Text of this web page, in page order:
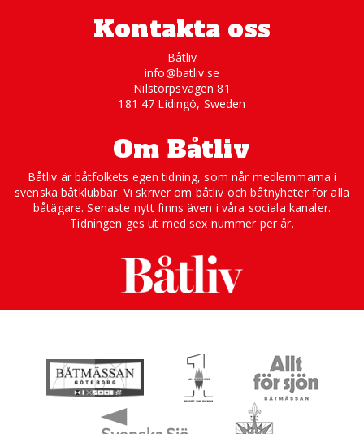
Kontakta oss
Båtliv
info@batliv.se
Nilstorpsvägen 81
181 47 Lidingö, Sweden
Om Båtliv
Båtliv är båtfolkets egen tidning, som når medlemmarna i
svenska båtklubbar. Vi skriver om båtliv och båtnyheter för alla
båtägare. Senaste nytt finns även i våra sociala kanaler.
Tidningen ges ut med sex nummer per år.